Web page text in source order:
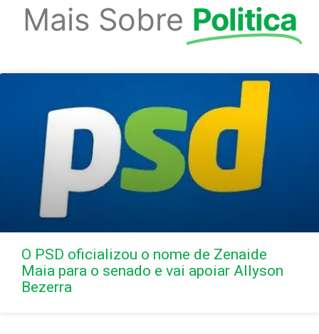
Mais Sobre Politica
O PSD oficializou o nome de Zenaide
Maia para o senado e vai apoiar Allyson
Bezerra